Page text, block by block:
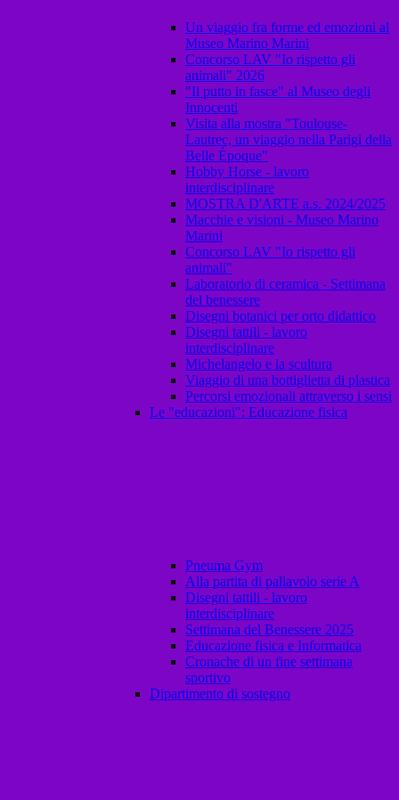
Un viaggio fra forme ed emozioni al
Museo Marino Marini
Concorso LAV "Io rispetto gli
animali" 2026
"Il putto in fasce" al Museo degli
Innocenti
Visita alla mostra "Toulouse-
Lautrec, un viaggio nella Parigi della
Belle Époque"
Hobby Horse - lavoro
interdisciplinare
MOSTRA D'ARTE a.s. 2024/2025
Macchie e visioni - Museo Marino
Marini
Concorso LAV "Io rispetto gli
animali"
Laboratorio di ceramica - Settimana
del benessere
Disegni botanici per orto didattico
Disegni tattili - lavoro
interdisciplinare
Michelangelo e la scultura
Viaggio di una bottiglietta di plastica
Percorsi emozionali attraverso i sensi
Le "educazioni": Educazione fisica
Pneuma Gym
Alla partita di pallavolo serie A
Disegni tattili - lavoro
interdisciplinare
Settimana del Benessere 2025
Educazione fisica e Informatica
Cronache di un fine settimana
sportivo
Dipartimento di sostegno